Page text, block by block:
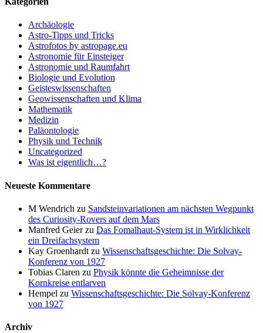
Archäologie
Astro-Tipps und Tricks
Astrofotos by astropage.eu
Astronomie für Einsteiger
Astronomie und Raumfahrt
Biologie und Evolution
Geisteswissenschaften
Geowissenschaften und Klima
Mathematik
Medizin
Paläontologie
Physik und Technik
Uncategorized
Was ist eigentlich…?
Neueste Kommentare
M Wendrich zu Sandsteinvariationen am nächsten Wegpunkt
des Curiosity-Rovers auf dem Mars
Manfred Geierzu Das Fomalhaut-System ist in Wirklichkeit
ein Dreifachsystem
Kay Groenhardt zu Wissenschaftsgeschichte: Die Solvay-
Konferenz von 1927
Tobias Claren zu Physik könnte die Geheimnisse der
Kornkreise entlarven
Hempel zu Wissenschaftsgeschichte: Die Solvay-Konferenz
von 1927
Archiv